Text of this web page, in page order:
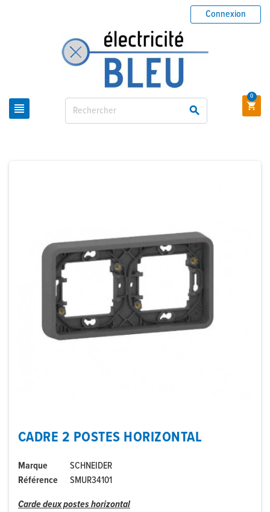
 
Connexion

0
CADRE 2 POSTES HORIZONTAL
Marque
SCHNEIDER
Référence
SMUR34101
Carde deux postes horizontal